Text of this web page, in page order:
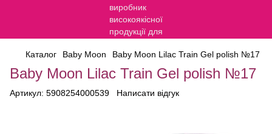
Каталог Baby Moon Baby Moon Lilac Train Gel polish №17
Baby Moon Lilac Train Gel polish №17
Артикул: 5908254000539 Написати відгук